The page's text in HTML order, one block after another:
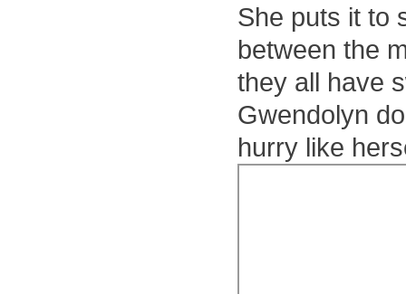
She puts it to
between the
they all have
Gwendolyn
hurry like